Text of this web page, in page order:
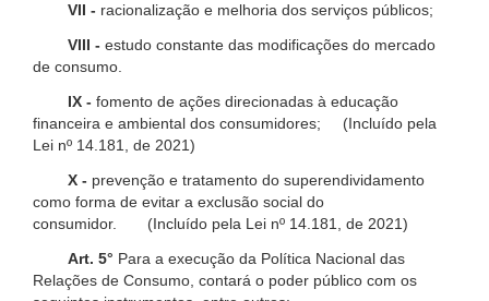
VII - racionalização e melhoria dos serviços públicos;
VIII - estudo constante das modificações do mercado
de consumo.
IX - fomento de ações direcionadas à educação
financeira e ambiental dos consumidores; (Incluído pela
Lei nº 14.181, de 2021)
X - prevenção e tratamento do superendividamento
como forma de evitar a exclusão social do
consumidor. (Incluído pela Lei nº 14.181, de 2021)
Art. 5° Para a execução da Política Nacional das
Relações de Consumo, contará o poder público com os